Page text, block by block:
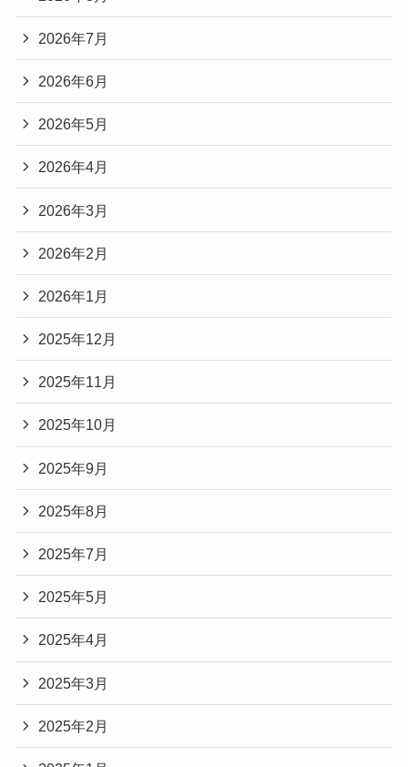
2026年7月
2026年6月
2026年5月
2026年4月
2026年3月
2026年2月
2026年1月
2025年12月
2025年11月
2025年10月
2025年9月
2025年8月
2025年7月
2025年5月
2025年4月
2025年3月
2025年2月